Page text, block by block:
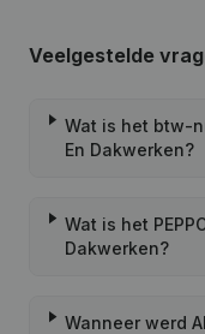
Veelgestelde
Wat is het btw-
En Dakwerken?
Wat is het
Dakwerken?
Wanneer werd